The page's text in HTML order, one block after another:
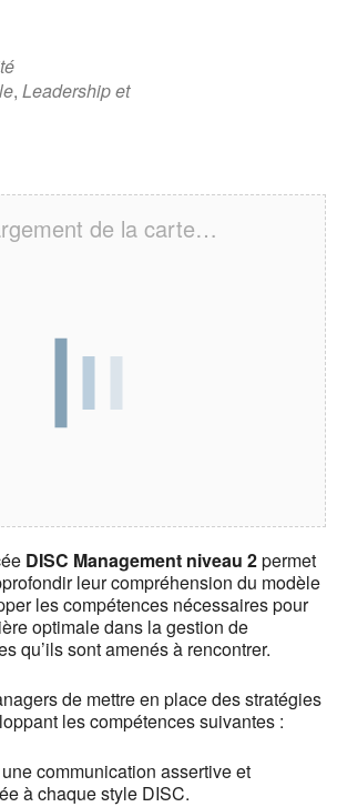
, Leadership et
de la carte…
DISC Management niveau 2permet
leur compréhension du modèle
les compétences nécessaires pour
optimale dans la gestion de
qu’ils sont amenés à rencontrer.
de mettre en place des stratégies
les compétences suivantes :
communication assertive et
à chaque style DISC.